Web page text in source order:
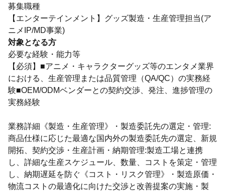
募集職種
【エンターテインメント】グッズ製造・生産管理担当(ア
ニメIP/MD事業)
対象となる方
必要な経験・能力等
【必須】■アニメ・キャラクターグッズ等のエンタメ業界
における、生産管理または品質管理（QA/QC）の実務経
験■OEM/ODMベンダーとの契約交渉、発注、進捗管理の
実務経験
業務詳細《製造・生産管理》・製造委託先の選定・管理:
商品仕様に応じた最適な国内外の製造委託先の選定、新規
開拓、契約交渉・生産計画・納期管理:製造工場と連携
し、詳細な生産スケジュール、数量、コストを策定・管理
し、納期遅延を防ぐ《コスト・リスク管理》・製造原価・
物流コストの最適化に向けた交渉と改善提案の実施・製